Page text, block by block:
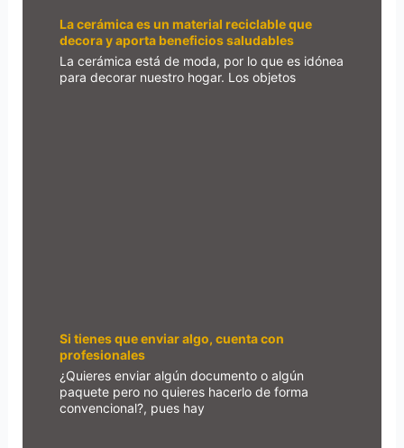
La cerámica es un material reciclable que
decora y aporta beneficios saludables
La cerámica está de moda, por lo que es idónea
para decorar nuestro hogar. Los objetos
Si tienes que enviar algo, cuenta con
profesionales
¿Quieres enviar algún documento o algún
paquete pero no quieres hacerlo de forma
convencional?, pues hay